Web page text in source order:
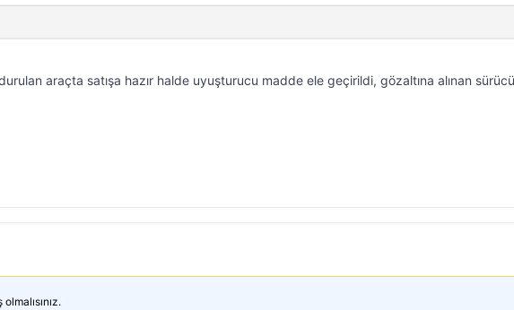
araçta satışa hazır halde uyuşturucu madde ele geçirildi, gözaltına alınan sürücü